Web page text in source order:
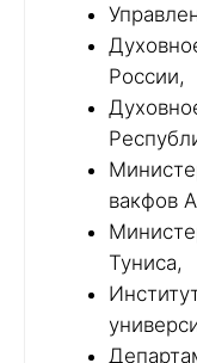
России,
вакфов
Туниса,